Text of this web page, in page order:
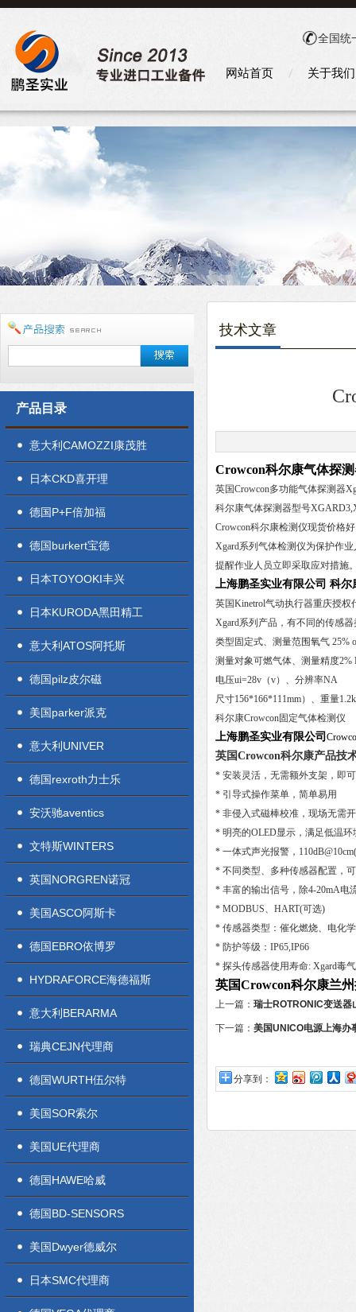
全国统
网站首页 关于我们
产品目录
意大利CAMOZZI康茂胜
日本CKD喜开理
德国P+F倍加福
德国burkert宝德
日本TOYOOKI丰兴
日本KURODA黑田精工
意大利ATOS阿托斯
德国pilz皮尔磁
美国parker派克
意大利UNIVER
德国rexroth力士乐
安沃驰aventics
文特斯WINTERS
英国NORGREN诺冠
美国ASCO阿斯卡
德国EBRO依博罗
HYDRAFORCE海德福斯
意大利BERARMA
瑞典CEJN代理商
德国WURTH伍尔特
美国SOR索尔
美国UE代理商
德国HAWE哈威
德国BD-SENSORS
美国Dwyer德威尔
日本SMC代理商
技术文章
Crowcon科尔康气体探
英国Crowcon多功能气体探测器
科尔康气体探测器型号
Crowcon科尔康检测仪现货价格
Xgard系列气体检测仪为保护作
提醒作业人员立即采取应对措施
上海鹏圣实业有限公司 科
英国Kinetrol气动执行器重庆授权
Xgard系列产品，有不同的传感
类型固定式、测量范围氧气 25%
测量对象可燃气体、测量精度2%
电压ui=28v（v）、分辨率NA
尺寸156*166*111mm）、重量
科尔康Crowcon固定气体检测仪
上海鹏圣实业有限公司
英国Crowcon科尔康产品技
* 安装灵活，无需额外支架，即
* 引导式操作菜单，简单易用
* 非侵入式磁棒校准，现场无需
* 明亮的OLED显示，满足低温
* 一体式声光报警，
* 不同类型、多种传感器配置，
* 丰富的输出信号，除4-20mA电
* MODBUS、HART(可选)
* 传感器类型：催化燃烧、电化
* 防护等级：IP65,IP66
* 探头传感器使用寿命: Xgard毒
英国Crowcon科尔康兰
上一篇： 瑞士ROTRONIC变送器
下一篇： 美国UNICO电源上海办
分享到：